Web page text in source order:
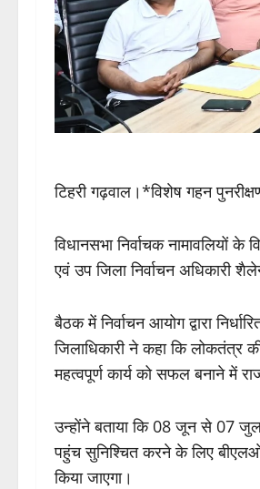
टिहरी गढ़वाल।*विशेष गहन
विधानसभा निर्वाचक नामावलियों
एवं उप जिला निर्वाचन अधिकारी
बैठक में निर्वाचन आयोग द्वारा
जिलाधिकारी ने कहा कि लोकतंत्र
महत्वपूर्ण कार्य को सफल बनाने में
उन्होंने बताया कि 08 जून से 07
पहुंच सुनिश्चित करने के लिए
किया जाएगा।